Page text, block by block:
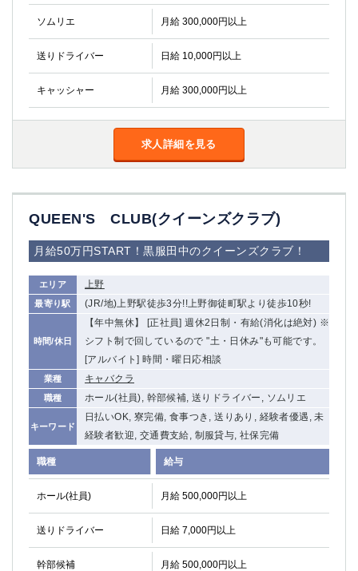
ソムリエ 月給 300,000円以上
送りドライバー 日給 10,000円以上
キャッシャー 月給 300,000円以上
求人詳細を見る
QUEEN'S CLUB(クイーンズクラブ)
月給50万円START！黒服田中のクイーンズクラブ！
エリア 上野
最寄り駅 (JR/地)上野駅徒歩3分!!上野御徒町駅より徒歩10秒!
時間/休日
【年中無休】 [正社員] 週休2日制・有給(消化は絶対) ※
シフト制で回しているので "土・日休み"も可能です。
[アルバイト] 時間・曜日応相談
業種 キャバクラ
職種 ホール(社員), 幹部候補, 送りドライバー, ソムリエ
キーワード
日払いOK, 寮完備, 食事つき, 送りあり, 経験者優遇, 未
経験者歓迎, 交通費支給, 制服貸与, 社保完備
職種 給与
ホール(社員) 月給 500,000円以上
送りドライバー 日給 7,000円以上
幹部候補 月給 500,000円以上